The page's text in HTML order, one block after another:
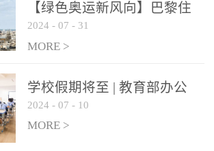
【绿色奥运新风向】巴黎住
宿风波：优吸环保共建健康
绿色家居
2024 - 07 - 31
MORE >
学校假期将至 | 教育部办公
厅关于加强学校新建校舍室
内空气质量管理通知
2024 - 07 - 10
MORE >